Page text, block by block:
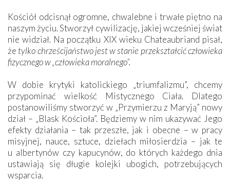
Kościół odcisnął ogromne, chwalebne i trwałe piętno na
naszym życiu. Stworzył cywilizację, jakiej wcześniej świat
nie widział. Na początku XIX wieku Chateaubriand pisał,
że tylko chrześcijaństwo jest w stanie przekształcić człowieka
fizycznego w „człowieka moralnego”.
W dobie krytyki katolickiego „triumfalizmu”, chcemy
przypominać wielkość Mistycznego Ciała. Dlatego
postanowiliśmy stworzyć w „Przymierzu z Maryją” nowy
dział – „Blask Kościoła”. Będziemy w nim ukazywać Jego
efekty działania – tak przeszłe, jak i obecne – w pracy
misyjnej, nauce, sztuce, dziełach miłosierdzia – jak te
u albertynów czy kapucynów, do których każdego dnia
ustawiają się długie kolejki ubogich, potrzebujących
wsparcia.